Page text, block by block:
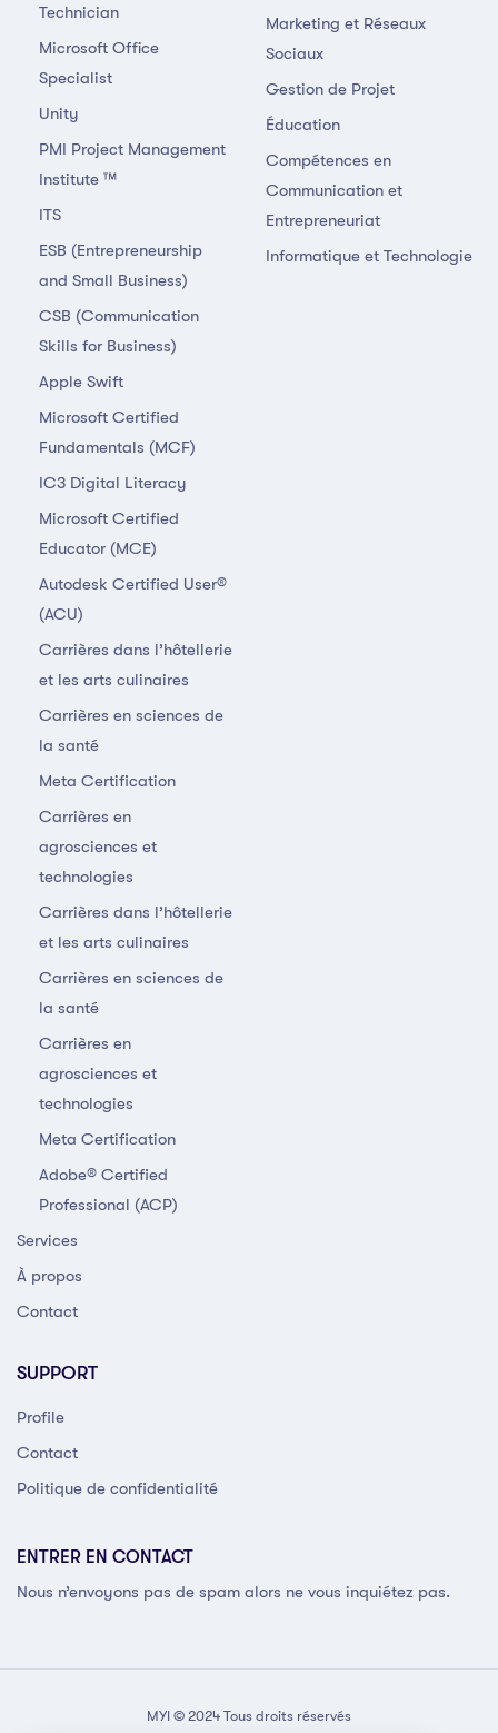
Technician
Microsoft Office
Specialist
Unity
PMI Project Management
Institute ™
ITS
ESB (Entrepreneurship
and Small Business)
CSB (Communication
Skills for Business)
Apple Swift
Microsoft Certified
Fundamentals (MCF)
IC3 Digital Literacy
Microsoft Certified
Educator (MCE)
Autodesk Certified User®
(ACU)
Carrières dans l’hôtellerie
et les arts culinaires
Carrières en sciences de
la santé
Meta Certification
Carrières en
agrosciences et
technologies
Carrières dans l’hôtellerie
et les arts culinaires
Carrières en sciences de
la santé
Carrières en
agrosciences et
technologies
Meta Certification
Adobe® Certified
Professional (ACP)
Services
À propos
Contact
Marketing et Réseaux
Sociaux
Gestion de Projet
Éducation
Compétences en
Communication et
Entrepreneuriat
Informatique et Technologie
SUPPORT
Profile
Contact
Politique de confidentialité
ENTRER EN CONTACT
Nous n’envoyons pas de spam alors ne vous inquiétez pas.
MYI © 2024 Tous droits réservés